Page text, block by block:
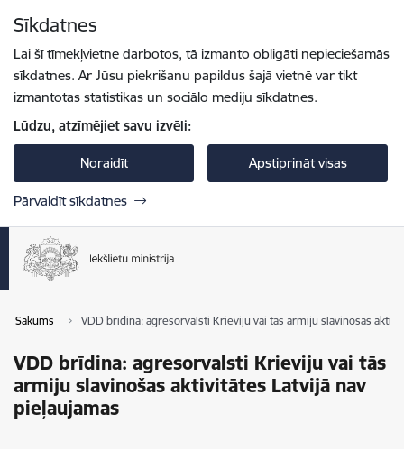
Sīkdatnes
Lai šī tīmekļvietne darbotos, tā izmanto obligāti nepieciešamās
sīkdatnes. Ar Jūsu piekrišanu papildus šajā vietnē var tikt
izmantotas statistikas un sociālo mediju sīkdatnes.
Lūdzu, atzīmējiet savu izvēli:
Noraidīt Apstiprināt visas
Pārvaldīt sīkdatnes
Sākums VDD brīdina: agresorvalsti Krieviju vai tās armiju slavinošas
VDD brīdina: agresorvalsti Krieviju vai tās
armiju slavinošas aktivitātes Latvijā nav
pieļaujamas